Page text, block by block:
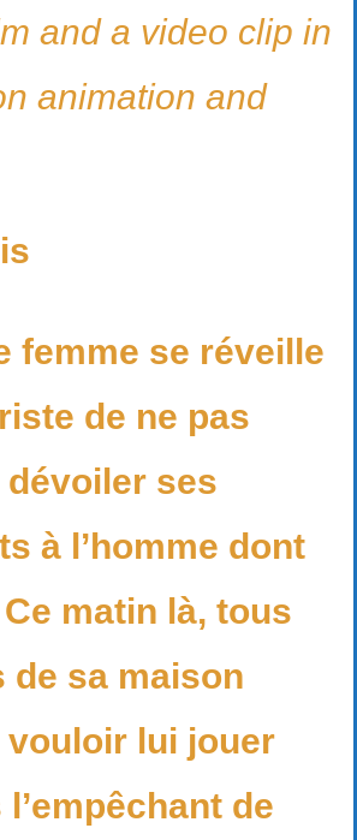
and a video clip in
animation and
femme se réveille
de ne pas
ses
à l’homme dont
matin là, tous
de sa maison
vouloir lui jouer
de